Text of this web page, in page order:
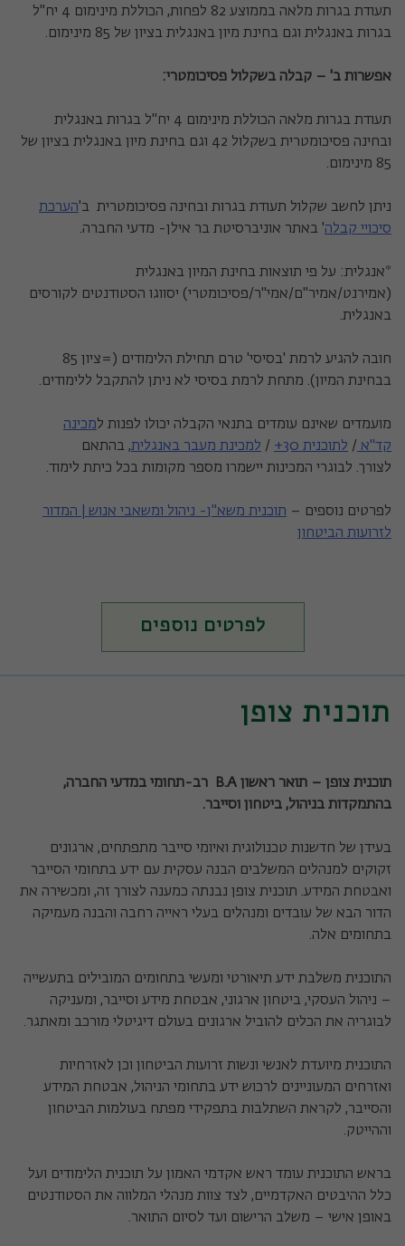
תעודת בגרות מלאה בממוצע 82 לפחות, הכוללת מינימום 4 יח"ל
בגרות באנגלית וגם בחינת מיון באנגלית בציון של 85 מינימום.
אפשרות ב' – קבלה בשקלול פסיכומטרי:
תעודת בגרות מלאה הכוללת מינימום 4 יח"ל בגרות באנגלית
ובחינה פסיכומטרית בשקלול 42 וגם בחינת מיון באנגלית בציון של
85 מינימום.
ניתן לחשב שקלול תעודת בגרות ובחינה פסיכומטרית ב'הערכת
סיכויי קבלה' באתר אוניברסיטת בר אילן- מדעי החברה.
*אנגלית: על פי תוצאות בחינת המיון באנגלית
(אמירנט/אמיר"ם/אמי"ר/פסיכומטרי) יסווגו הסטודנטים לקורסים
באנגלית.
בבחינת המיון). מתחת לרמת בסיסי לא ניתן להתקבל ללימודים.
מועמדים שאינם עומדים בתנאי הקבלה יכולו לפנות למכינה
קד"א / לתוכנית 30+ / למכינת מעבר באנגלית, בהתאם
לצורך. לבוגרי המכינות יישמרו מספר מקומות בכל כיתת לימוד.
לפרטים נוספים – תוכנית משא"ן- ניהול ומשאבי אנוש | המדור
לזרועות הביטחון
לפרטים נוספים
תוכנית צופן
תוכנית צופן – תואר ראשון B.A
רב-תחומי במדעי החברה,
בהתמקדות בניהול, ביטחון וסייבר.
בעידן של חדשנות טכנולוגית ואיומי סייבר מתפתחים, ארגונים
זקוקים למנהלים המשלבים הבנה עסקית עם ידע בתחומי הסייבר
ואבטחת המידע. תוכנית צופן נבנתה כמענה לצורך זה, ומכשירה את
הדור הבא של עובדים ומנהלים בעלי ראייה רחבה והבנה מעמיקה
בתחומים אלה.
התוכנית משלבת ידע תיאורטי ומעשי בתחומים המובילים בתעשייה
– ניהול העסקי, ביטחון ארגוני, אבטחת מידע וסייבר, ומעניקה
לבוגריה את הכלים להוביל ארגונים בעולם דיגיטלי מורכב ומאתגר.
התוכנית מיועדת לאנשי ונשות זרועות הביטחון וכן לאזרחיות
ואזרחים המעוניינים לרכוש ידע בתחומי הניהול, אבטחת המידע
והסייבר, לקראת השתלבות בתפקידי מפתח בעולמות הביטחון
וההייטק.
בראש התוכנית עומד ראש אקדמי האמון על תוכנית הלימודים ועל
כלל ההיבטים האקדמיים, לצד צוות מנהלי המלווה את הסטודנטים
באופן אישי – משלב הרישום ועד לסיום התואר.